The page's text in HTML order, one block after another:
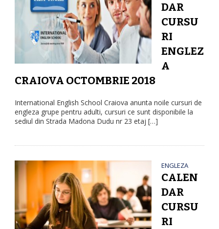
DAR
CURSU
RI
ENGLEZ
A
CRAIOVA OCTOMBRIE 2018
International English School Craiova anunta noile cursuri de
engleza grupe pentru adulti, cursuri ce sunt disponibile la
sediul din Strada Madona Dudu nr 23 etaj […]
ENGLEZA
CALEN
DAR
CURSU
RI